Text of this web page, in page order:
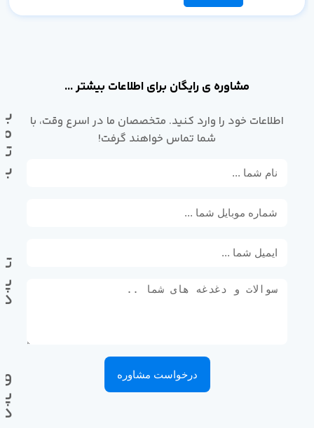
مشاوره ی رایگان برای اطلاعات بیشتر ...
اطلاعات خود را وارد کنید. متخصصان ما در اسرع وقت، با
شما تماس خواهند گرفت!
درخواست مشاوره
با